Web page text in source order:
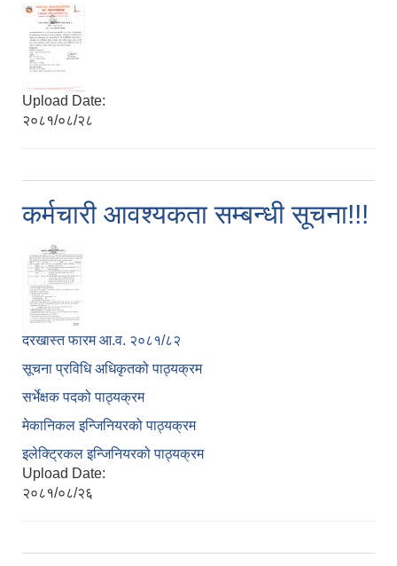
Upload Date:
२०८१/०८/२८
कर्मचारी आवश्यकता सम्बन्धी सूचना!!!
दरखास्त फारम आ.व. २०८१/८२
सूचना प्रविधि अधिकृतको पाठ्यक्रम
सर्भेक्षक पदको पाठ्यक्रम
मेकानिकल इन्जिनियरको पाठ्यक्रम
इलेक्ट्रिकल इन्जिनियरको पाठ्यक्रम
Upload Date:
२०८१/०८/२६